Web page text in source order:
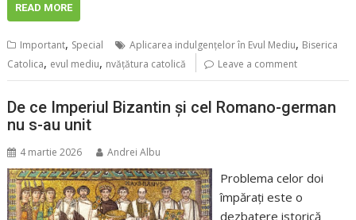
READ MORE
Important, Special Aplicarea indulgențelor în Evul Mediu, Biserica
Catolica, evul mediu, nvățătura catolică Leave a comment
De ce Imperiul Bizantin și cel Romano-german
nu s-au unit
4 martie 2026 Andrei Albu
Problema celor doi
împărați este o
dezbatere istorică